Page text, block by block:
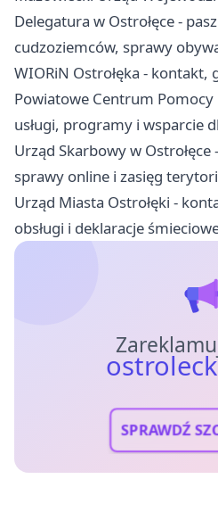
Delegatura w Ostrołęce -
cudzoziemców, sprawy
WIORiN Ostrołęka - kontakt,
Powiatowe Centrum Pomocy
usługi, programy i wsparcie
Urząd Skarbowy w
sprawy online i zasięg
Urząd Miasta Ostrołęki -
obsługi i deklaracje
SPRAWDŹ